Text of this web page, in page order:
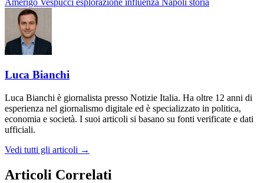
Amerigo Vespucci esplorazione influenza Napoli storia
Luca Bianchi
Luca Bianchi è giornalista presso Notizie Italia. Ha oltre 12 anni di
esperienza nel giornalismo digitale ed è specializzato in politica,
economia e società. I suoi articoli si basano su fonti verificate e dati
ufficiali.
Vedi tutti gli articoli →
Articoli Correlati